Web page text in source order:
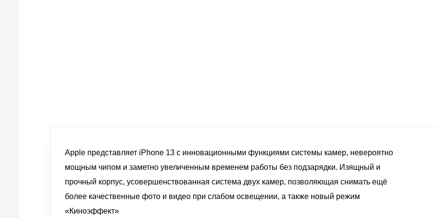
Apple представляет iPhone 13 с инновационными функциями системы камер, невероятно
мощным чипом и заметно увеличенным временем работы без подзарядки. Изящный и
прочный корпус, усовершенствованная система двух камер, позволяющая снимать ещё
более качественные фото и видео при слабом освещении, а также новый режим
«Киноэффект»